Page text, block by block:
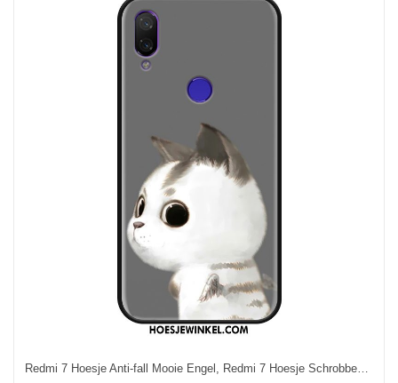
Redmi 7 Hoesje Anti-fall Mooie Engel, Redmi 7 Hoesje Schrobben Mobiele Telefoon Beige